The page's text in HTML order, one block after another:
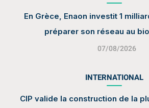
En Grèce, Enaon investit 1
préparer son réseau au
07/08/2026
INTERNATIONAL
CIP valide la construction de la